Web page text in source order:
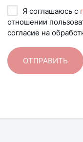
Я соглашаюсь с
отношении
согласие на